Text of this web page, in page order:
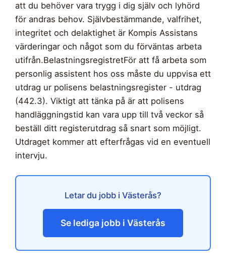
att du behöver vara trygg i dig själv och lyhörd
för andras behov. Självbestämmande, valfrihet,
integritet och delaktighet är Kompis Assistans
värderingar och något som du förväntas arbeta
utifrån.BelastningsregistretFör att få arbeta som
personlig assistent hos oss måste du uppvisa ett
utdrag ur polisens belastningsregister - utdrag
(442.3). Viktigt att tänka på är att polisens
handläggningstid kan vara upp till två veckor så
beställ ditt registerutdrag så snart som möjligt.
Utdraget kommer att efterfrågas vid en eventuell
intervju.
Letar du jobb i Västerås?
Se lediga jobb i Västerås